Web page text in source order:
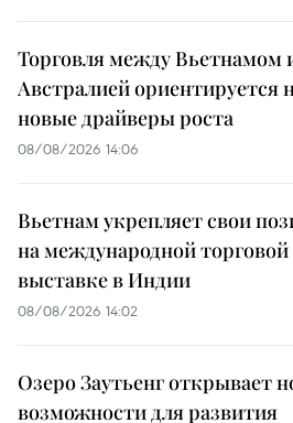
Торговля между Вьетнамом
Австралией ориентируется
новые драйверы роста
08/08/2026 14:06
Вьетнам укрепляет свои
на международной торговой
выставке в Индии
08/08/2026 14:02
Озеро Заутьенг открывает
возможности для развития